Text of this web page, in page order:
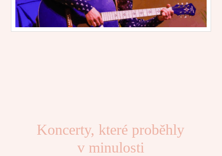
Koncerty, které proběhly
v minulosti